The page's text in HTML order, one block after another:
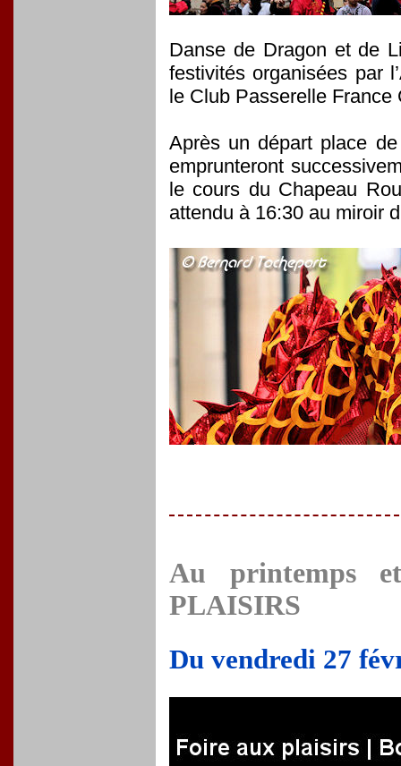
Danse de Dragon et de
festivités organisées par
le Club Passerelle
Après un départ place
emprunteront
le cours du Chapeau
attendu à 16:30 au miroir
Au printemps
PLAISIRS
Du vendredi 27